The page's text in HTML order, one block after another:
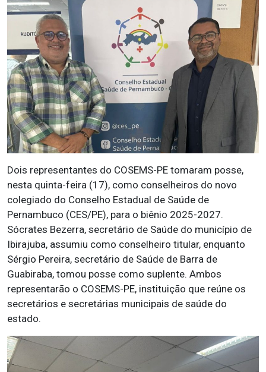
Dois representantes do COSEMS-PE tomaram posse,
nesta quinta-feira (17), como conselheiros do novo
colegiado do Conselho Estadual de Saúde de
Pernambuco (CES/PE), para o biênio 2025-2027.
Sócrates Bezerra, secretário de Saúde do município de
Ibirajuba, assumiu como conselheiro titular, enquanto
Sérgio Pereira, secretário de Saúde de Barra de
Guabiraba, tomou posse como suplente. Ambos
representarão o COSEMS-PE, instituição que reúne os
secretários e secretárias municipais de saúde do
estado.